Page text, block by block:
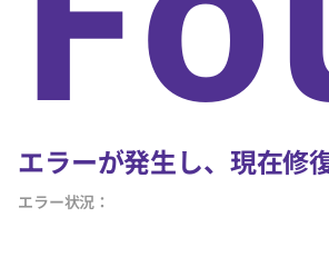
エラーが発生し、現在修
エラー状況：